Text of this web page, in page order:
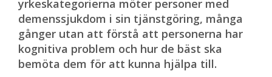
yrkeskategorierna möter personer med
demenssjukdom i sin tjänstgöring, många
gånger utan att förstå att personerna har
kognitiva problem och hur de bäst ska
bemöta dem för att kunna hjälpa till.